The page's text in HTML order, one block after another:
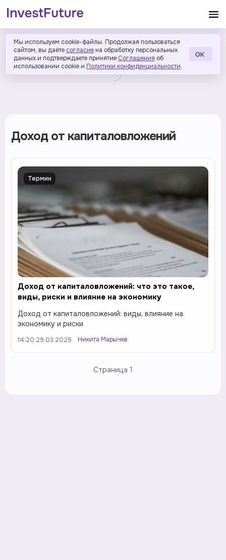
Мы используем cookie-файлы. Продолжая пользоваться
сайтом, вы даёте согласие на обработку персональных
данных и подтверждаете принятие Соглашения об
использовании cookie и Политики конфиденциальности.
ОК
Доход от капиталовложений
Термин
Доход от капиталовложений: что это такое,
виды, риски и влияние на экономику
Доход от капиталовложений: виды, влияние на
экономику и риски
14:20 29.03.2025 Никита Марычев
Страница 1